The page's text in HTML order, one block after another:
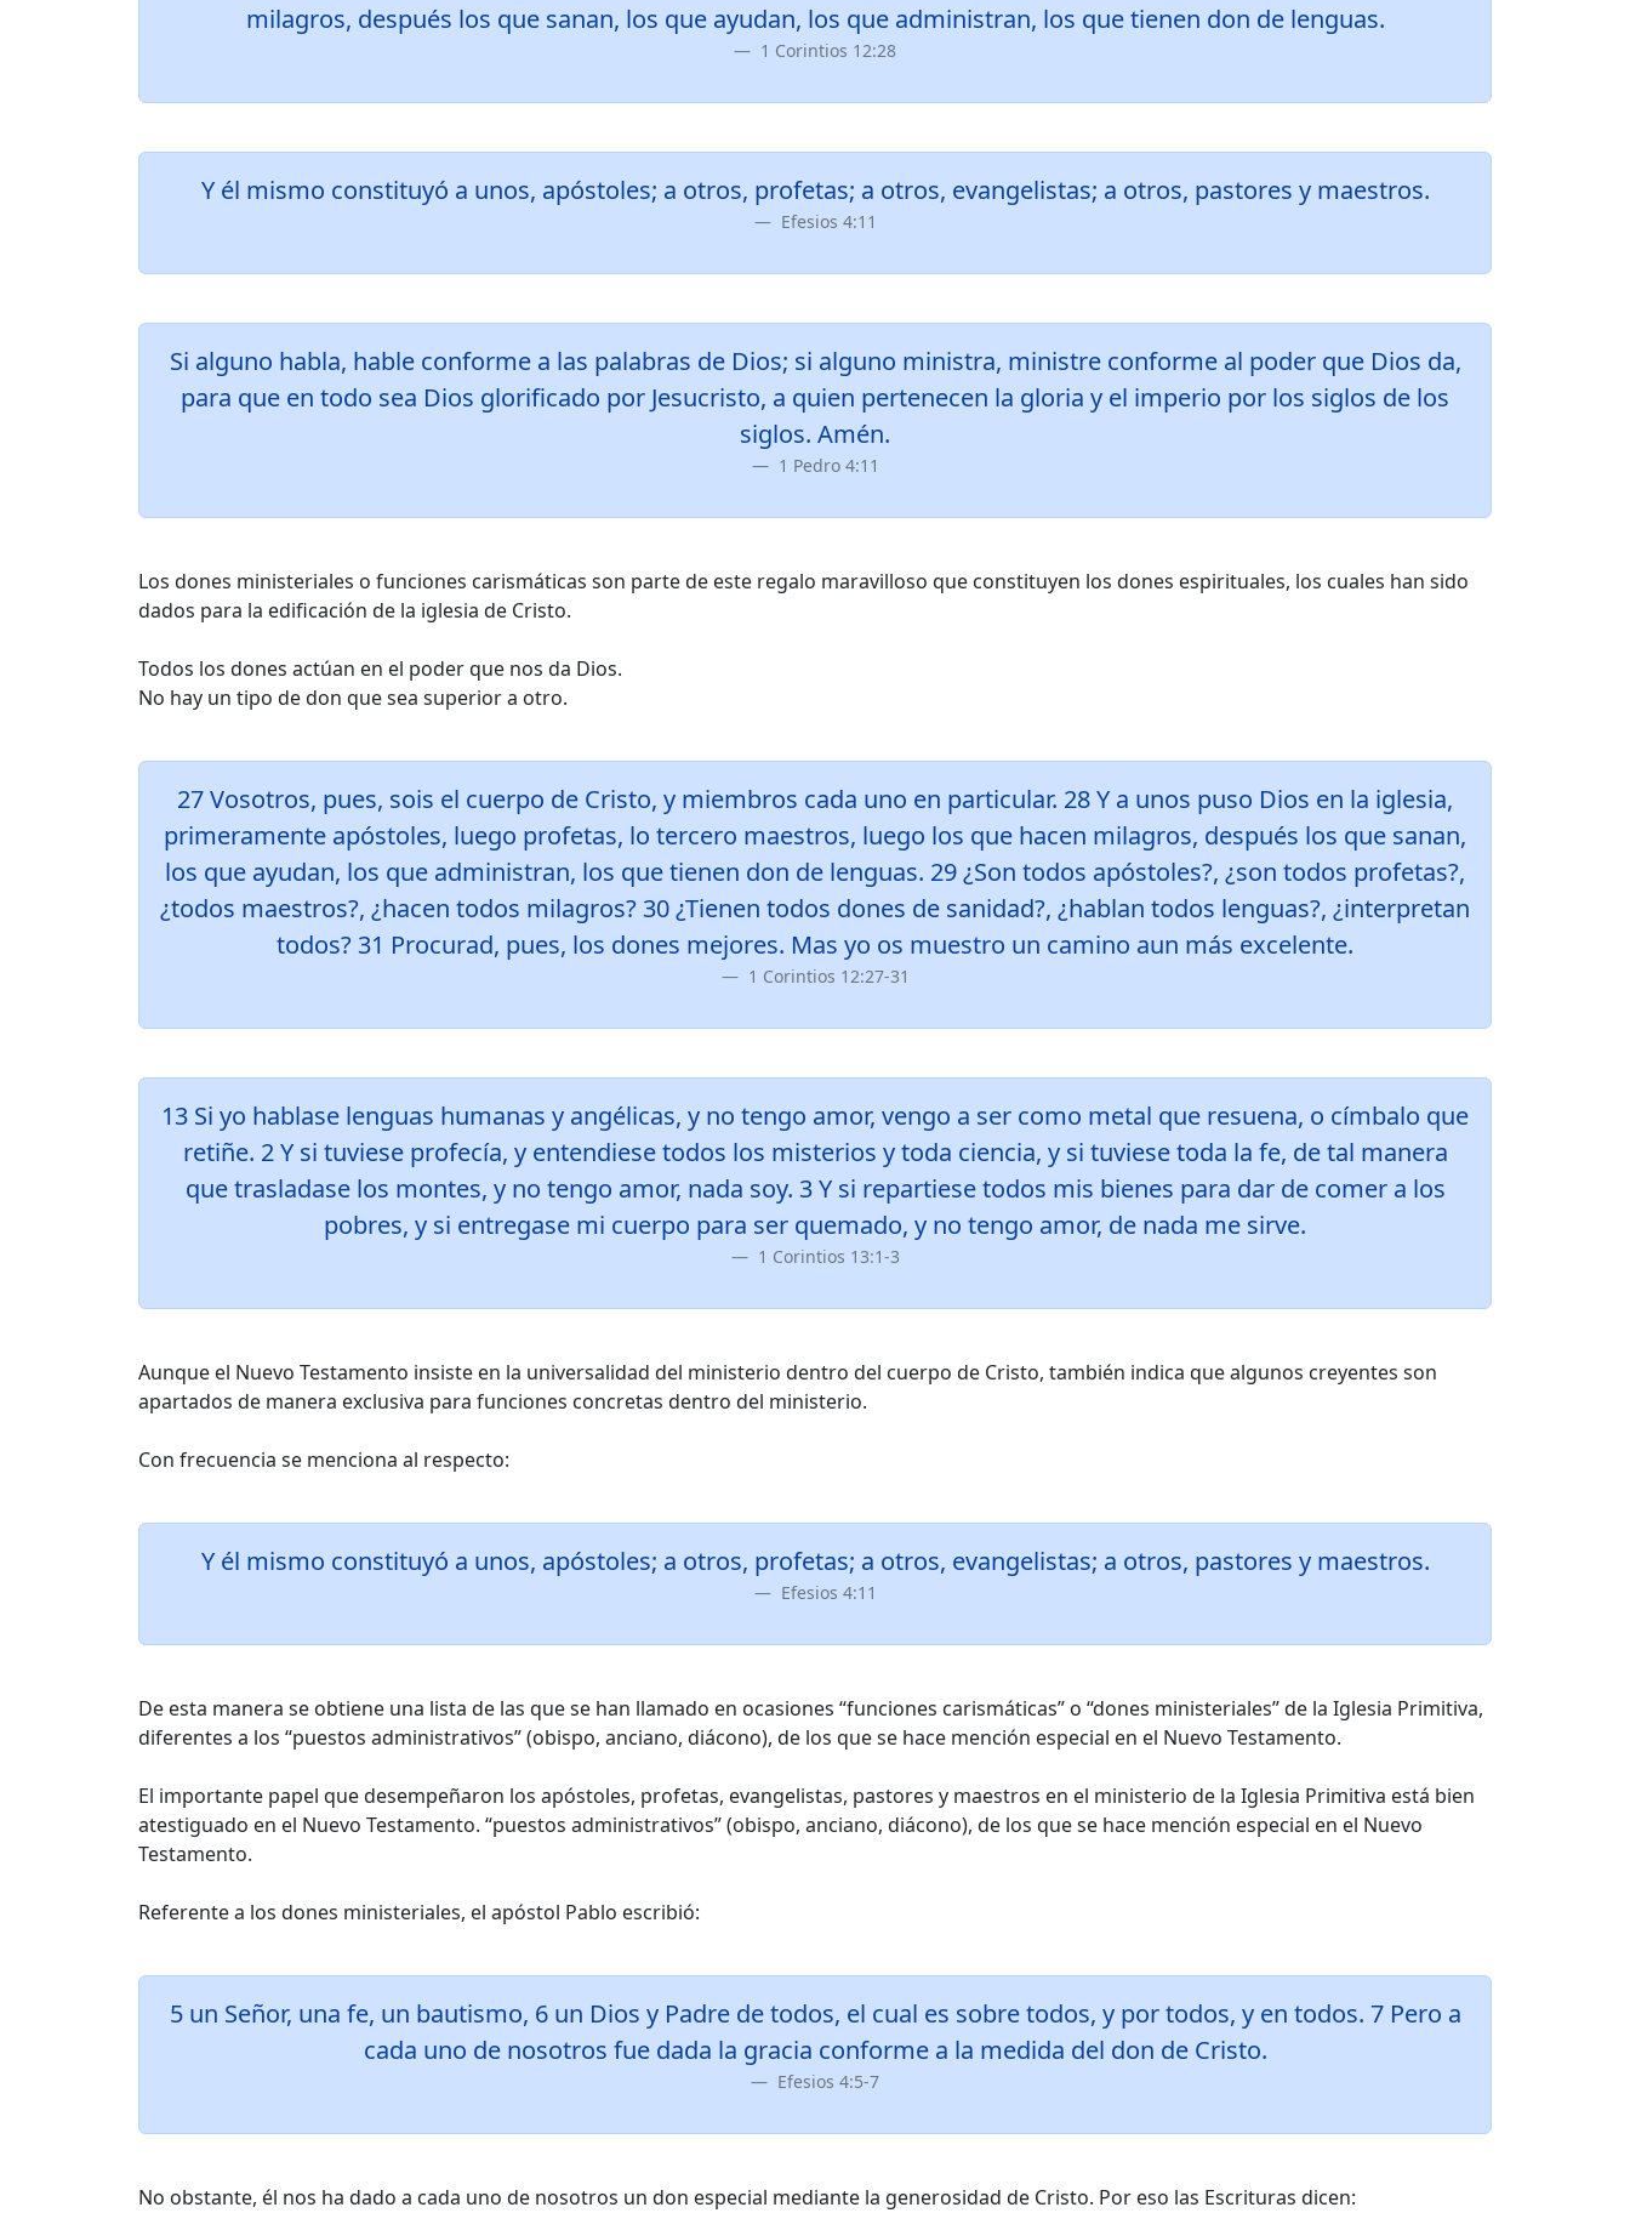
milagros, después los que sanan, los que ayudan, los que administran, los que tienen don de lenguas.
1 Corintios 12:28
Y él mismo constituyó a unos, apóstoles; a otros, profetas; a otros, evangelistas; a otros, pastores y maestros.
Efesios 4:11
Si alguno habla, hable conforme a las palabras de Dios; si alguno ministra, ministre conforme al poder que Dios da,
para que en todo sea Dios glorificado por Jesucristo, a quien pertenecen la gloria y el imperio por los siglos de los
siglos. Amén.
1 Pedro 4:11
Los dones ministeriales o funciones carismáticas son parte de este regalo maravilloso que constituyen los dones espirituales, los cuales han sido
dados para la edificación de la iglesia de Cristo.
Todos los dones actúan en el poder que nos da Dios.
No hay un tipo de don que sea superior a otro.
27 Vosotros, pues, sois el cuerpo de Cristo, y miembros cada uno en particular. 28 Y a unos puso Dios en la iglesia,
primeramente apóstoles, luego profetas, lo tercero maestros, luego los que hacen milagros, después los que sanan,
los que ayudan, los que administran, los que tienen don de lenguas. 29 ¿Son todos apóstoles?, ¿son todos profetas?,
¿todos maestros?, ¿hacen todos milagros? 30 ¿Tienen todos dones de sanidad?, ¿hablan todos lenguas?, ¿interpretan
todos? 31 Procurad, pues, los dones mejores. Mas yo os muestro un camino aun más excelente.
1 Corintios 12:27-31
13 Si yo hablase lenguas humanas y angélicas, y no tengo amor, vengo a ser como metal que resuena, o címbalo que
retiñe. 2 Y si tuviese profecía, y entendiese todos los misterios y toda ciencia, y si tuviese toda la fe, de tal manera
que trasladase los montes, y no tengo amor, nada soy. 3 Y si repartiese todos mis bienes para dar de comer a los
pobres, y si entregase mi cuerpo para ser quemado, y no tengo amor, de nada me sirve.
1 Corintios 13:1-3
Aunque el Nuevo Testamento insiste en la universalidad del ministerio dentro del cuerpo de Cristo, también indica que algunos creyentes son
apartados de manera exclusiva para funciones concretas dentro del ministerio.
Con frecuencia se menciona al respecto:
Y él mismo constituyó a unos, apóstoles; a otros, profetas; a otros, evangelistas; a otros, pastores y maestros.
Efesios 4:11
De esta manera se obtiene una lista de las que se han llamado en ocasiones “funciones carismáticas” o “dones ministeriales” de la Iglesia Primitiva,
diferentes a los “puestos administrativos” (obispo, anciano, diácono), de los que se hace mención especial en el Nuevo Testamento.
El importante papel que desempeñaron los apóstoles, profetas, evangelistas, pastores y maestros en el ministerio de la Iglesia Primitiva está bien
atestiguado en el Nuevo Testamento. “puestos administrativos” (obispo, anciano, diácono), de los que se hace mención especial en el Nuevo
Testamento.
Referente a los dones ministeriales, el apóstol Pablo escribió:
5 un Señor, una fe, un bautismo, 6 un Dios y Padre de todos, el cual es sobre todos, y por todos, y en todos. 7 Pero a
cada uno de nosotros fue dada la gracia conforme a la medida del don de Cristo.
Efesios 4:5-7
No obstante, él nos ha dado a cada uno de nosotros un don especial mediante la generosidad de Cristo. Por eso las Escrituras dicen: